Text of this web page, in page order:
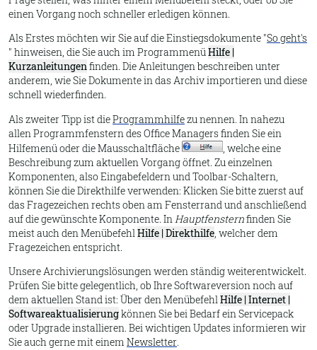
einen Vorgang noch schneller erledigen können.
Als Erstes möchten wir Sie auf die Einstiegsdokumente "So geht's
" hinweisen, die Sie auch im ProgrammenüHilfe |
Kurzanleitungenfinden. Die Anleitungen beschreiben unter
anderem, wie Sie Dokumente in das Archivimportieren und diese
schnell wiederfinden.
Als zweiter Tipp ist dieProgrammhilfezu nennen. In nahezu
allen Programmfenstern des Office Managers finden Sie ein
Hilfemenü oder die Mausschaltfläche
, welche eine
Beschreibung zum aktuellen Vorgang öffnet. Zu einzelnen
Komponenten, also Eingabefeldern und Toolbar-Schaltern,
können Sie die Direkthilfe verwenden: Klicken Sie bitte zuerst auf
das Fragezeichen rechts oben am Fensterrand und anschließend
auf die gewünschte Komponente. In Hauptfensternfinden Sie
meist auch den Menübefehl Hilfe | Direkthilfe , welcher dem
Fragezeichen entspricht.
Unsere Archivierungslösungen werden ständig weiterentwickelt.
Prüfen Sie bitte gelegentlich, ob Ihre Softwareversion noch auf
dem aktuellen Stand ist: Über den MenübefehlHilfe | Internet |
Softwareaktualisierungkönnen Sie bei Bedarf ein Servicepack
oder Upgrade installieren. Bei wichtigen Updates informieren wir
Sie auch gerne mit einem Newsletter.